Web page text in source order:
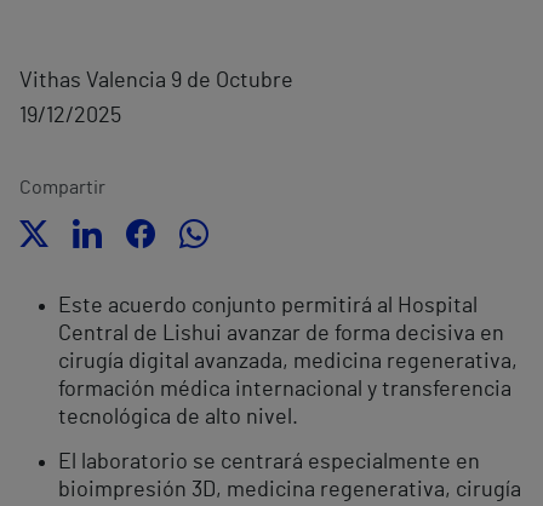
Vithas Valencia 9 de Octubre
19/12/2025
Compartir
Este acuerdo conjunto permitirá al Hospital
Central de Lishui avanzar de forma decisiva en
cirugía digital avanzada, medicina regenerativa,
formación médica internacional y transferencia
tecnológica de alto nivel.
El laboratorio se centrará especialmente en
bioimpresión 3D, medicina regenerativa, cirugía